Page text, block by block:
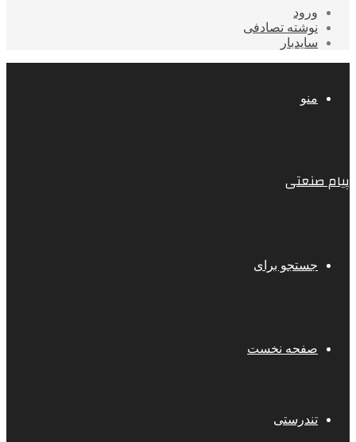
ورود
نوشته تصادفی
سایدبار
منو
پیام صنعتی
جستجو برای
صفحه نخست
تندرستی